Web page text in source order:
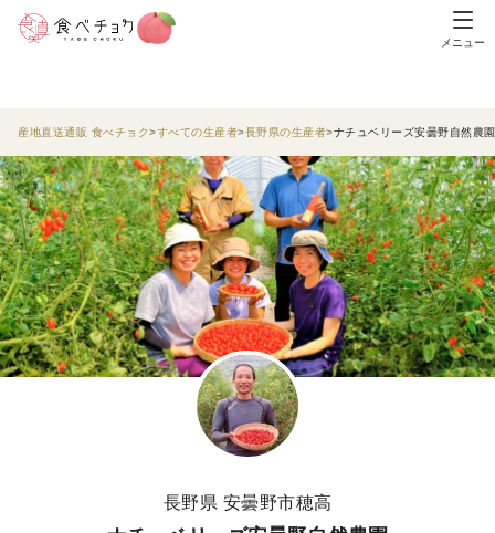
メニュー
産地直送通販 食べチョク すべての生産者 長野県の生産者 ナチュベリーズ安曇野自然農園
長野県 安曇野市穂高